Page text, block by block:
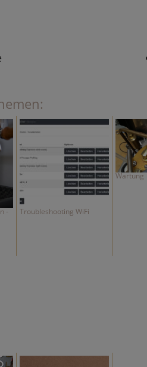
- Troubleshooting WiFi
Wartung